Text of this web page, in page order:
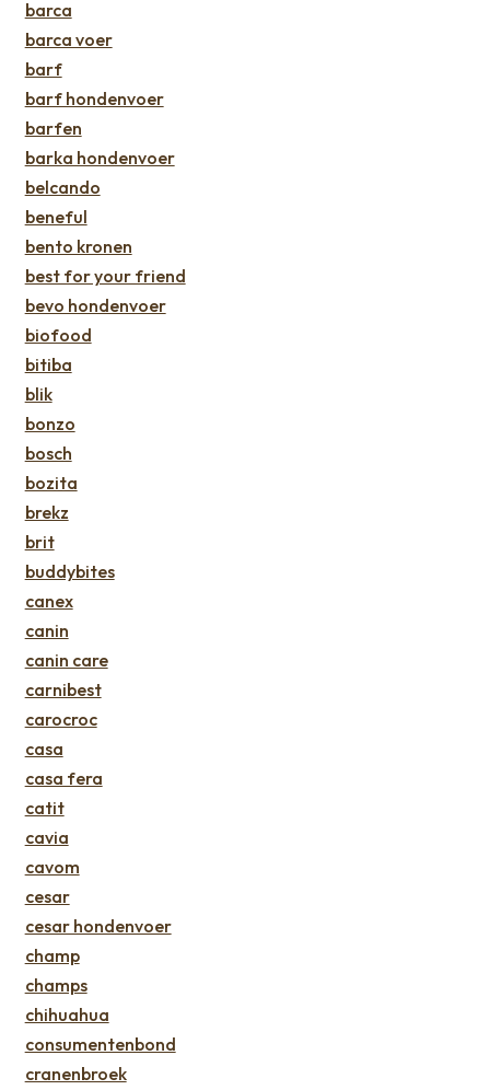
barca
barca voer
barf
barf hondenvoer
barfen
barka hondenvoer
belcando
beneful
bento kronen
best for your friend
bevo hondenvoer
biofood
bitiba
blik
bonzo
bosch
bozita
brekz
brit
buddybites
canex
canin
canin care
carnibest
carocroc
casa
casa fera
catit
cavia
cavom
cesar
cesar hondenvoer
champ
champs
chihuahua
consumentenbond
cranenbroek